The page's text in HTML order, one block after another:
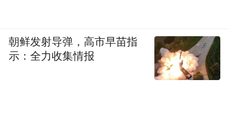
朝鲜发射导弹，高市早苗指
示：全力收集情报